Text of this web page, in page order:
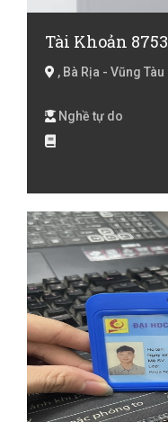
Tài Khoản 8753
, Bà Rịa - Vũng Tàu
Nghề tự do